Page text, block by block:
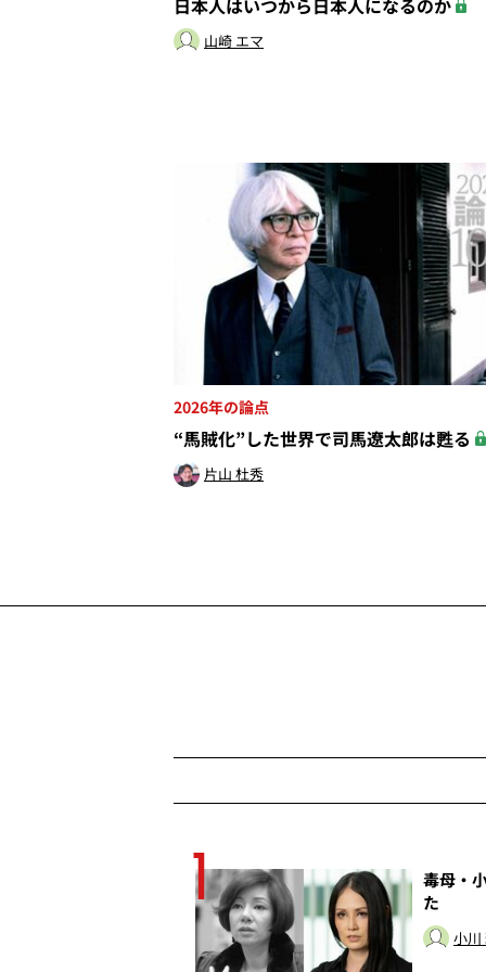
日本人はいつから日本人になるのか
山崎 エマ
2026年の論点
“馬賊化”した世界で司馬遼太郎は甦る
片山 杜秀
1
毒母・
た
小川